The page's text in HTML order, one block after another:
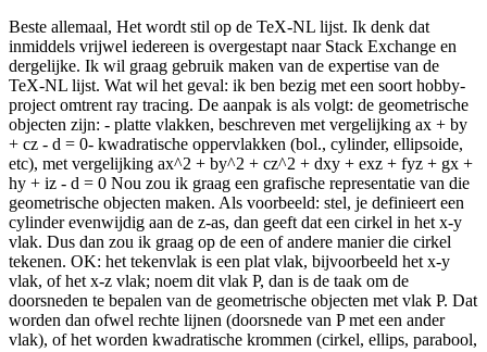
Beste allemaal, Het wordt stil op de TeX-NL lijst. Ik denk dat
inmiddels vrijwel iedereen is overgestapt naar Stack Exchange en
dergelijke. Ik wil graag gebruik maken van de expertise van de
TeX-NL lijst. Wat wil het geval: ik ben bezig met een soort hobby-
project omtrent ray tracing. De aanpak is als volgt: de geometrische
objecten zijn: - platte vlakken, beschreven met vergelijking ax + by
+ cz - d = 0- kwadratische oppervlakken (bol., cylinder, ellipsoide,
etc), met vergelijking ax^2 + by^2 + cz^2 + dxy + exz + fyz + gx +
hy + iz - d = 0 Nou zou ik graag een grafische representatie van die
geometrische objecten maken. Als voorbeeld: stel, je definieert een
cylinder evenwijdig aan de z-as, dan geeft dat een cirkel in het x-y
vlak. Dus dan zou ik graag op de een of andere manier die cirkel
tekenen. OK: het tekenvlak is een plat vlak, bijvoorbeeld het x-y
vlak, of het x-z vlak; noem dit vlak P, dan is de taak om de
doorsneden te bepalen van de geometrische objecten met vlak P. Dat
worden dan ofwel rechte lijnen (doorsnede van P met een ander
vlak), of het worden kwadratische krommen (cirkel, ellips, parabool,